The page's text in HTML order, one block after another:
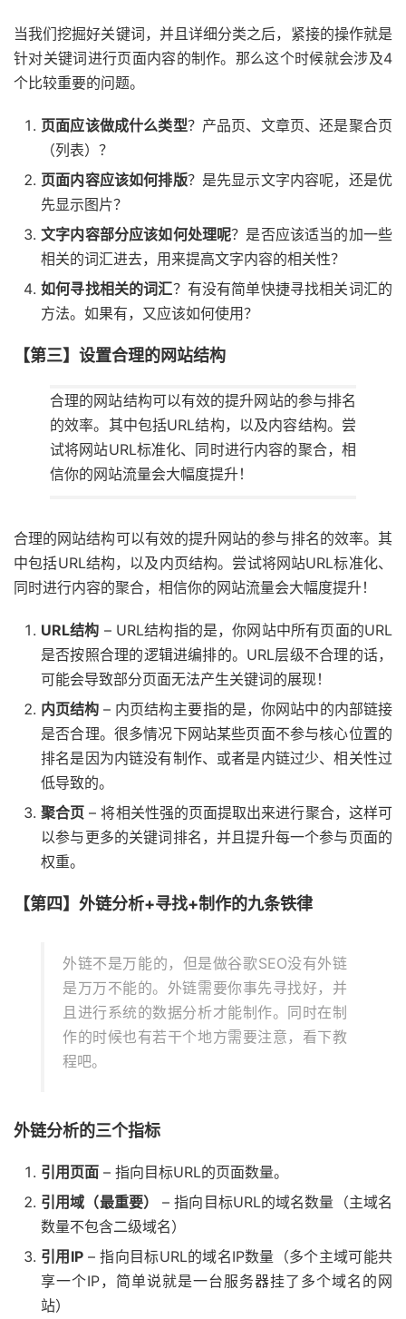
当我们挖掘好关键词，并且详细分类之后，紧接的操作就是
针对关键词进行页面内容的制作。那么这个时候就会涉及4
个比较重要的问题。
页面应该做成什么类型？产品页、文章页、还是聚合页
（列表）？
页面内容应该如何排版？是先显示文字内容呢，还是优
先显示图片？
文字内容部分应该如何处理呢？是否应该适当的加一些
相关的词汇进去，用来提高文字内容的相关性？
如何寻找相关的词汇？有没有简单快捷寻找相关词汇的
方法。如果有，又应该如何使用？
【第三】设置合理的网站结构
合理的网站结构可以有效的提升网站的参与排名
的效率。其中包括URL结构，以及内容结构。尝
试将网站URL标准化、同时进行内容的聚合，相
信你的网站流量会大幅度提升！
合理的网站结构可以有效的提升网站的参与排名的效率。其
中包括URL结构，以及内页结构。尝试将网站URL标准化、
同时进行内容的聚合，相信你的网站流量会大幅度提升！
URL结构 – URL结构指的是，你网站中所有页面的URL
是否按照合理的逻辑进编排的。URL层级不合理的话，
可能会导致部分页面无法产生关键词的展现！
内页结构 – 内页结构主要指的是，你网站中的内部链接
是否合理。很多情况下网站某些页面不参与核心位置的
排名是因为内链没有制作、或者是内链过少、相关性过
低导致的。
聚合页 – 将相关性强的页面提取出来进行聚合，这样可
以参与更多的关键词排名，并且提升每一个参与页面的
权重。
【第四】外链分析+寻找+制作的九条铁律
外链不是万能的，但是做谷歌SEO没有外链
是万万不能的。外链需要你事先寻找好，并
且进行系统的数据分析才能制作。同时在制
作的时候也有若干个地方需要注意，看下教
程吧。
外链分析的三个指标
引用页面 – 指向目标URL的页面数量。
引用域（最重要）
– 指向目标URL的域名数量（主域名
数量不包含二级域名）
引用IP– 指向目标URL的域名IP数量（多个主域可能共
享一个IP，简单说就是一台服务器挂了多个域名的网
站）